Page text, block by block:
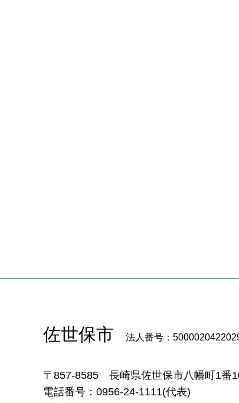
佐世保市 法人番号：
〒857-8585 長崎県佐世保市八幡町1番
電話番号：0956-24-1111(代表)